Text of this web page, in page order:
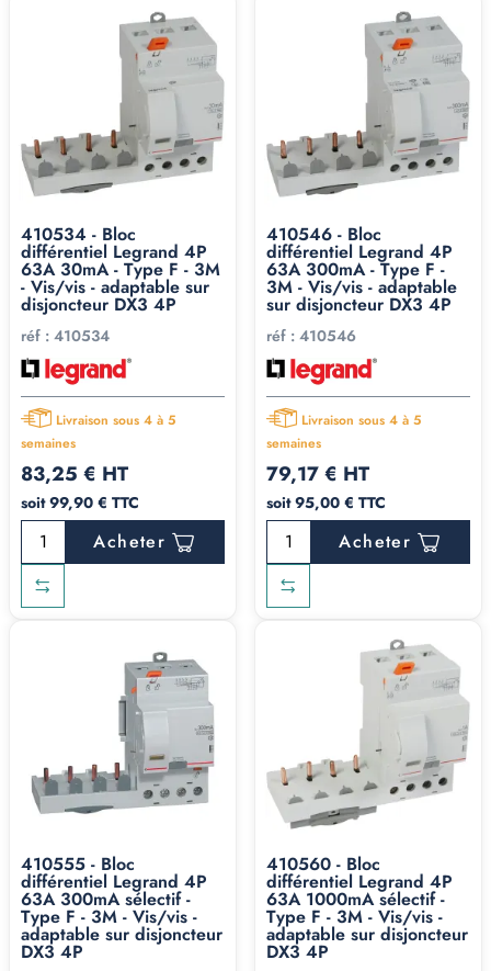
ABB F202 et F204
ABB joue sa carte habituelle de robustesse industrielle
avec les F202 (2P) et F204 (4P), tous deux
auxiliarisables
(acceptent les contacts auxiliaires de signalisation). Idéal
pour les armoires industrielles et tertiaires.
EurOhm 23640 et 23663
EurOhm propose ses interrupteurs différentiels type F 2P
en 40A et 63A, avec arrivée et départ par le haut, bornes
auto + vis, certifiés NF. Bon rapport qualité-prix pour le
résidentiel et le petit tertiaire.
Un projet, un doute, une
vérification ?
Choisir entre type F, type A-Si ou type A standard, c'est
souvent une question de circuit, d'environnement et de
budget. Si vous hésitez sur la coordination des
protections, le bon calibre ou la compatibilité entre
marques, on est joignables du lundi au vendredi au
. Pour les demandes écrites ou les devis volume
contact@elec-fournitures.com
On ne facture pas les
conseils, on facture le matériel.
Notre sélection de différentiels type F en stock, livrable
sous 24/48h ⬇️
410534 - Bloc
différentiel Legrand 4P
63A 30mA - Type F - 3M
- Vis/vis - adaptable sur
disjoncteur DX3 4P
réf : 410534
Livraison sous 4 à 5
semaines
83,25 € HT
soit 99,90 € TTC
Acheter
410546 - Bloc
différentiel Legrand 4P
63A 300mA - Type F -
3M - Vis/vis - adaptable
sur disjoncteur DX3 4P
réf : 410546
Livraison sous 4 à 5
semaines
79,17 € HT
soit 95,00 € TTC
Acheter
410555 - Bloc
différentiel Legrand 4P
63A 300mA sélectif -
Type F - 3M - Vis/vis -
adaptable sur disjoncteur
DX3 4P
410560 - Bloc
différentiel Legrand 4P
63A 1000mA sélectif -
Type F - 3M - Vis/vis -
adaptable sur disjoncteur
DX3 4P